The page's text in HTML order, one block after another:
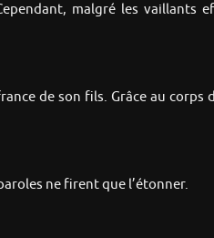
malgré les vaillants
de son fils. Grâce au corps
ne firent que l’étonner.